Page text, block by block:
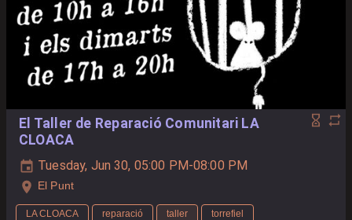
El Taller de Reparació Comunitari LA
CLOACA
Tuesday, Jun 30, 05:00 PM-08:00 PM
El Punt
LA CLOACA reparació taller torrefiel